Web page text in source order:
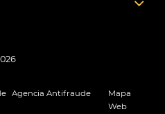
Agencia Antifraude
Mapa
Web